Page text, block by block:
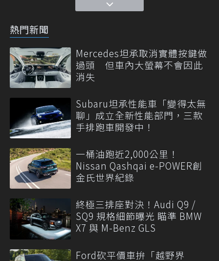
熱門新聞
Mercedes坦承取消實體按鍵做
過頭 但車內大螢幕不會因此
消失
Subaru坦承性能車「變得太無
聊」成立全新性能部門，三款
手排跑車開發中！
一桶油跑近2,000公里！
Nissan Qashqai e-POWER創
金氏世界紀錄
終極三排座對決！Audi Q9 /
SQ9 規格細節曝光 瞄準 BMW
X7 與 M-Benz GLS
Ford砍平價車拚「越野界